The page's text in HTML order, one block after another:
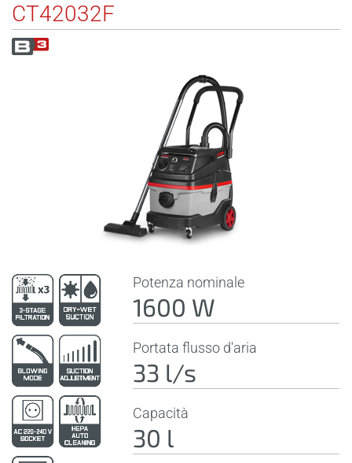
CT42032F
Potenza nominale
1600 W
Portata flusso d'aria
33 l/s
Capacità
30 l